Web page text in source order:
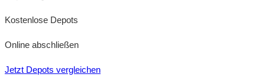
Kostenlose Depots
Online abschließen
Jetzt Depots vergleichen